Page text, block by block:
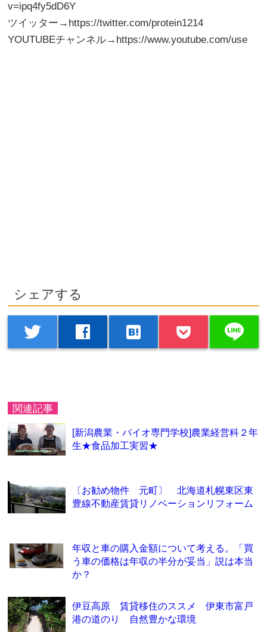
v=ipq4fy5dD6Y
ツイッター→https://twitter.com/protein1214
YOUTUBEチャンネル→https://www.youtube.com/use
シェアする
twitter facebook hatenabookmark line
関連記事
[新潟農業・バイオ専門学校]農業経営科２年
生★食品加工実習★
〔お勧め物件 元町〕 北海道札幌東区東
豊線不動産賃貸リノベーションリフォーム
年収と車の購入金額について考える。「買
う車の価格は年収の半分が妥当」説は本当
か？
伊豆高原 賃貸移住のススメ 伊東市富戸
港の道のり 自然豊かな環境